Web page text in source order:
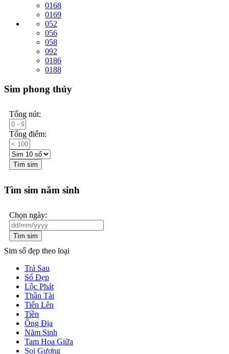
0168
0169
052
056
058
092
0186
0188
Sim phong thủy
Tổng nút:
Tổng điểm:
Tìm sim
Tìm sim năm sinh
Chọn ngày:
Tìm sim
Sim số đẹp theo loại
Trả Sau
Số Đẹp
Lộc Phát
Thần Tài
Tiến Lên
Tiền
Ông Địa
Năm Sinh
Tam Hoa Giữa
Soi Gương